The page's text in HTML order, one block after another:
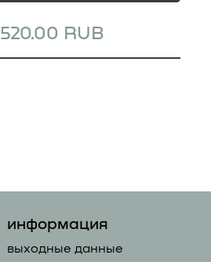
520.00 RUB
информация
выходные данные